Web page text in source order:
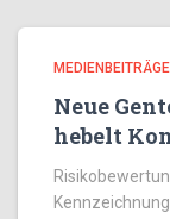
MEDIENBEITRÄGE
Neue
hebelt